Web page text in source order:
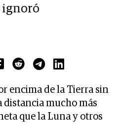
ignoró
encima de la Tierra sin
distancia mucho más
que la Luna y otros